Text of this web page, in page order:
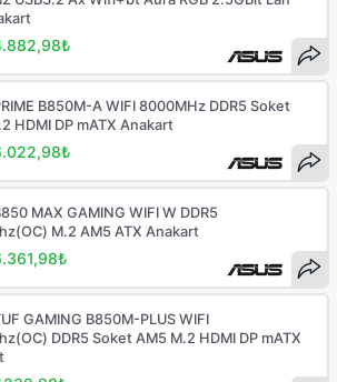
B850M-A WIFI 8000MHz DDR5 Soket
HDMI DP mATX Anakart
MAX GAMING WIFI W DDR5
M.2 AM5 ATX Anakart
GAMING B850M-PLUS WIFI
DDR5 Soket AM5 M.2 HDMI DP mATX